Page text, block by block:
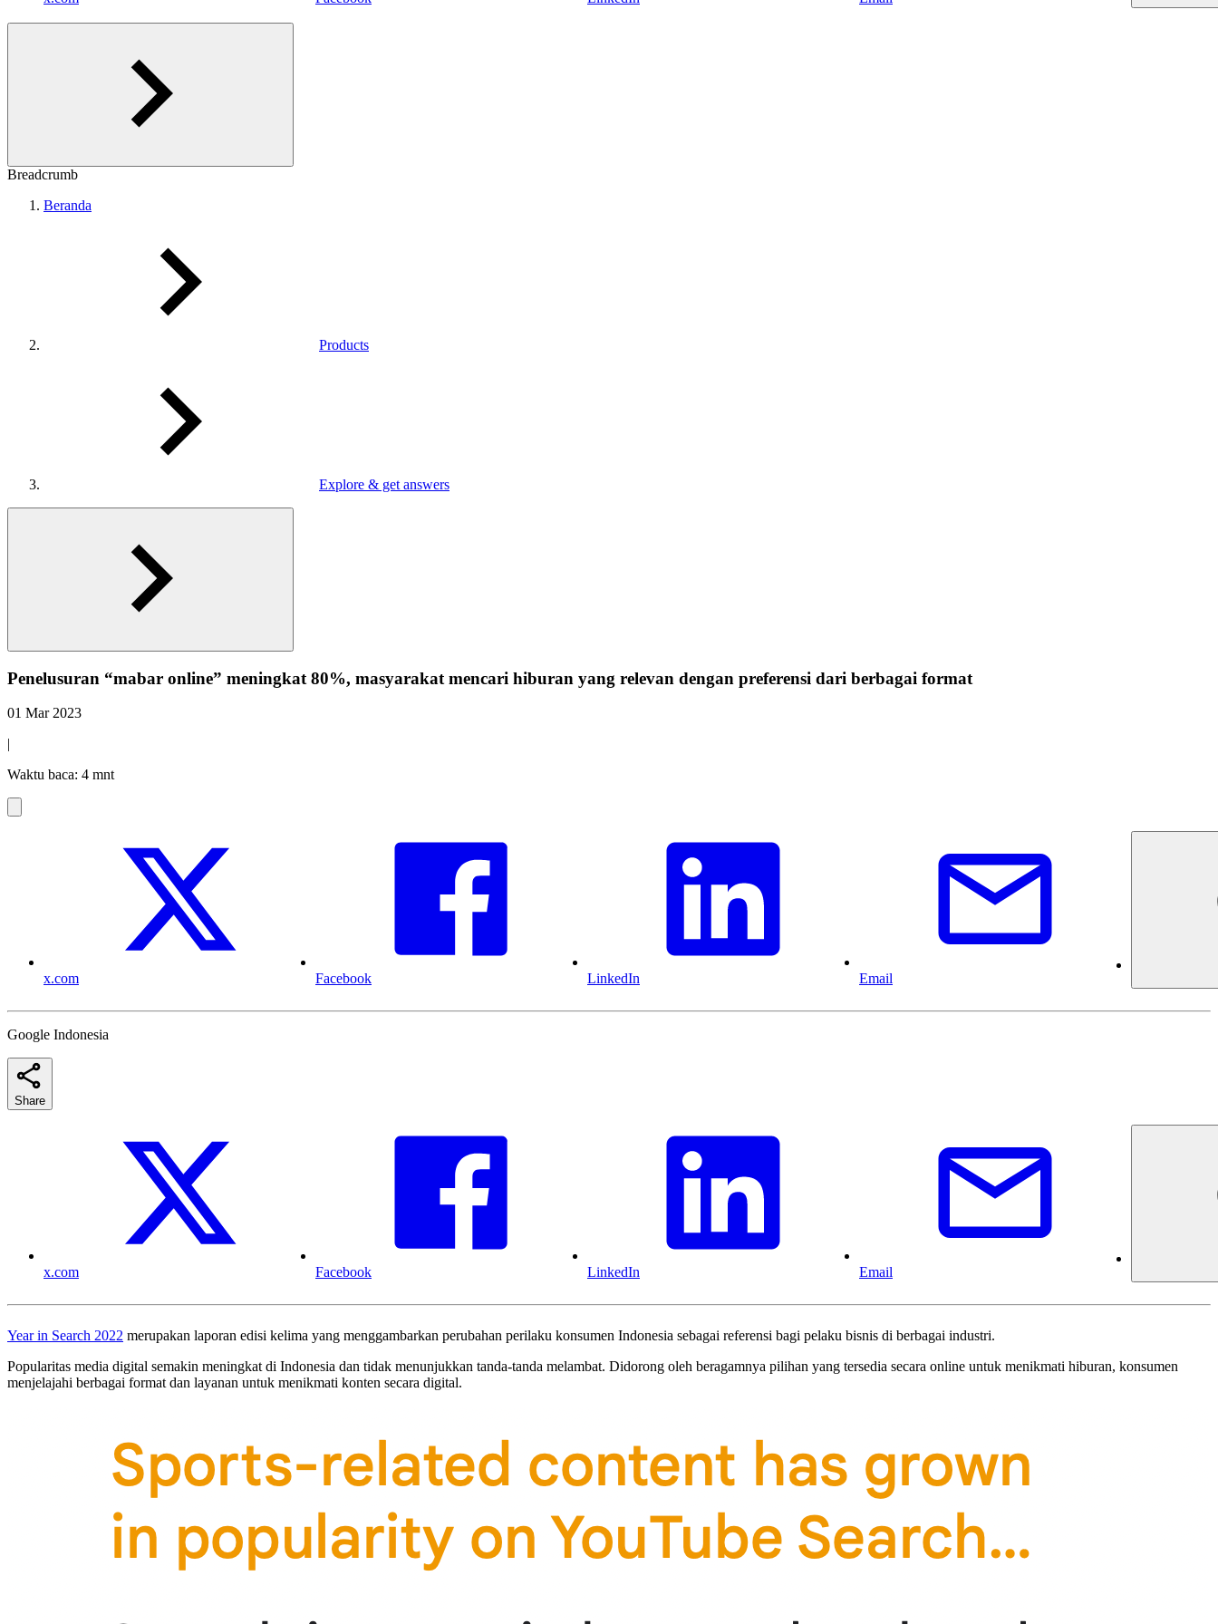
Breadcrumb
Beranda
Products
Explore & get answers
Penelusuran “mabar online” meningkat 80%, masyarakat mencari hiburan yang relevan dengan preferensi dari berbagai format
01 Mar 2023
|
Waktu baca: 4 mnt
x.com Facebook LinkedIn Email
Google Indonesia
Share
x.com Facebook LinkedIn Email
Year in Search 2022 merupakan laporan edisi kelima yang menggambarkan perubahan perilaku konsumen Indonesia sebagai referensi bagi pelaku bisnis di berbagai industri.
Popularitas media digital semakin meningkat di Indonesia dan tidak menunjukkan tanda-tanda melambat. Didorong oleh beragamnya pilihan yang tersedia secara online untuk menikmati hiburan, konsumen
menjelajahi berbagai format dan layanan untuk menikmati konten secara digital.